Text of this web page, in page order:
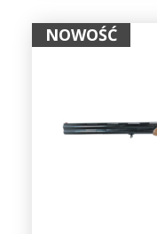
NOWOŚĆ